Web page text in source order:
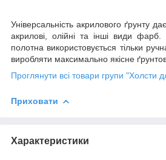
Універсальність акрилового ґрунту
акрилові, олійні та інші види фарб.
полотна використовується тільки
виробляти максимально якісне
Проглянути всі товари групи "Холсти
Приховати
Характеристики